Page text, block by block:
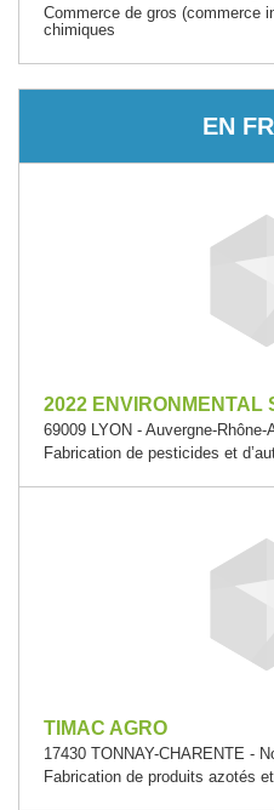
Commerce de gros (commerce
chimiques
EN
2022 ENVIRONMENTAL
69009 LYON - Auvergne-Rhône-
Fabrication de pesticides et
TIMAC AGRO
17430 TONNAY-CHARENTE -
Fabrication de produits azotés